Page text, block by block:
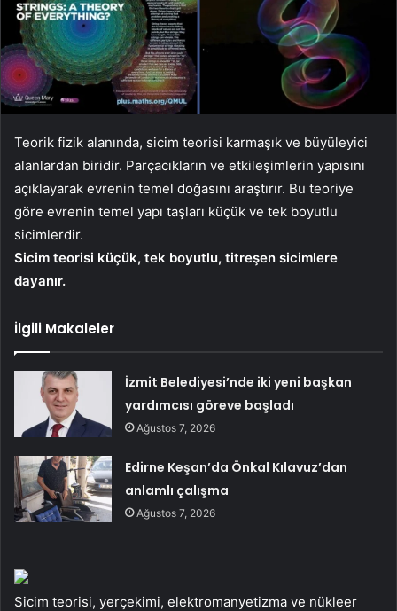
Teorik fizik alanında, sicim teorisi karmaşık ve büyüleyici
alanlardan biridir. Parçacıkların ve etkileşimlerin yapısını
açıklayarak evrenin temel doğasını araştırır. Bu teoriye
göre evrenin temel yapı taşları küçük ve tek boyutlu
sicimlerdir.
Sicim teorisi küçük, tek boyutlu, titreşen sicimlere
dayanır.
İlgili Makaleler
İzmit Belediyesi’nde iki yeni başkan
yardımcısı göreve başladı
Ağustos 7, 2026
Edirne Keşan’da Önkal Kılavuz’dan
anlamlı çalışma
Ağustos 7, 2026
Sicim teorisi, yerçekimi, elektromanyetizma ve nükleer